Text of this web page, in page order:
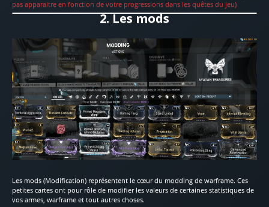
pas apparaitre en fonction de votre progressions dans les quêtes du jeu)
2. Les mods
Les mods (Modification) représentent le cœur du modding de warframe. Ces
petites cartes ont pour rôle de modifier les valeurs de certaines statistiques de
vos armes, warframe et tout autres choses.